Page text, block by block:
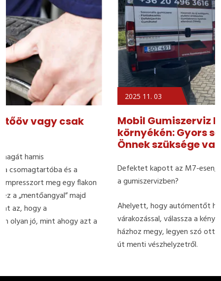
Mobil Gumiszerviz Lepsény és
környékén: Gyors segítség ott, ahol
Önnek szüksége van rá!
2025 11. 03
Defektet kapott az M7-esen, vagy csak nincs ideje sorban
a gumiszervizben?
Ahelyett, hogy autómentőt hívna vagy órákat töltene
várakozással, válassza a kényelmet! Profi mobil
házhoz megy, legyen szó otthonáról, munkahelyéről vagy